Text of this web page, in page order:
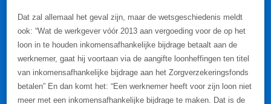
Dat zal allemaal het geval zijn, maar de wetsgeschiedenis meldt
ook: “Wat de werkgever vóór 2013 aan vergoeding voor de op het
loon in te houden inkomensafhankelijke bijdrage betaalt aan de
werknemer, gaat hij voortaan via de aangifte loonheffingen ten titel
van inkomensafhankelijke bijdrage aan het Zorgverzekeringsfonds
betalen” En dan komt het: “Een werknemer heeft voor zijn loon niet
meer met een inkomensafhankelijke bijdrage te maken. Dat is de